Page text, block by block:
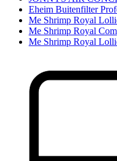
Eheim Buitenfilter
Me Shrimp Royal
Me Shrimp Royal
Me Shrimp Royal